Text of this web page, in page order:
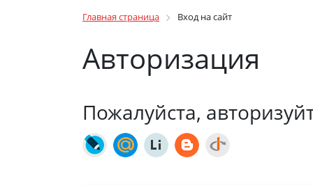
Главная страница Вход на сайт
Авторизация
Пожалуйста,